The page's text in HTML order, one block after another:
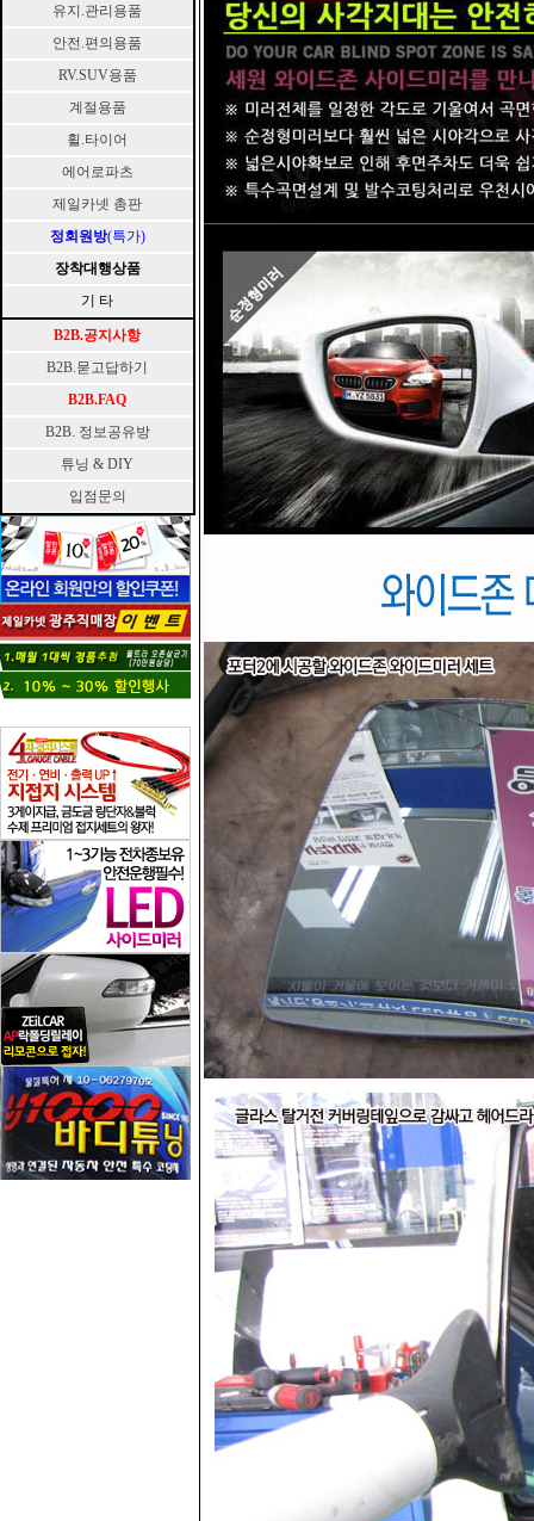
유지.관리용품
안전.편의용품
RV.SUV용품
계절용품
휠.타이어
에어로파츠
제일카넷 총판
정회원방(특가)
장착대행상품
기 타
B2B.공지사항
B2B.묻고답하기
B2B.FAQ
B2B. 정보공유방
튜닝 & DIY
입점문의